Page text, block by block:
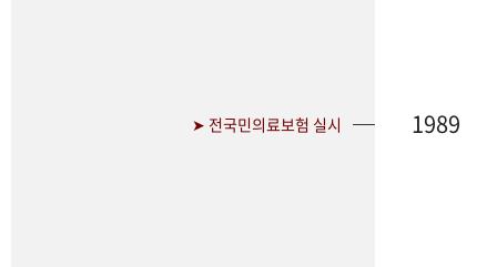
➤ 전국민의료보험 실시 1989